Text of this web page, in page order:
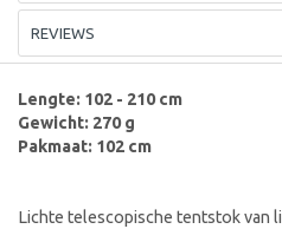
REVIEWS
Lengte: 102 - 210 cm
Gewicht: 270 g
Pakmaat: 102 cm
Lichte telescopische tentstok van